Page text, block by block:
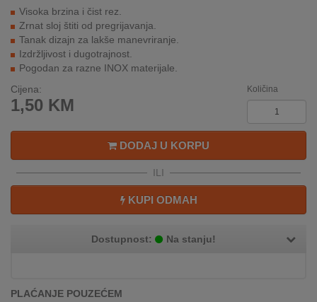
AKCIJE
BRENDOVI
NOVO
PONUDI
KONTAKT
I
Visoka brzina i čist rez.
Zrnat sloj štiti od pregrijavanja.
Tanak dizajn za lakše manevriranje.
Izdržljivost i dugotrajnost.
Pogodan za razne INOX materijale.
Cijena:
1,50 KM
Količina
DODAJ U KORPU
ILI
KUPI ODMAH
Dostupnost: Na stanju!
PLAĆANJE POUZEĆEM